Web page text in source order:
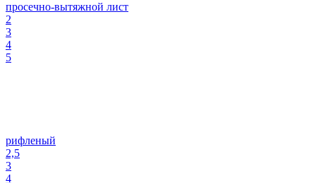
просечно-вытяжной лист
2
3
4
5
рифленый
2,5
3
4